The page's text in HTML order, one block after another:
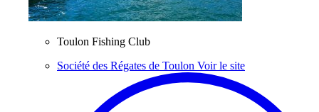
Toulon Fishing Club
Société des Régates de Toulon Voir le site